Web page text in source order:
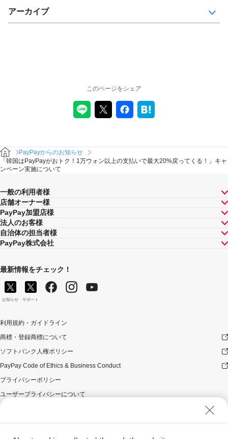
アーカイブ
このページをシェア
PayPayからのお知らせ
「韓国はPayPayがおトク！1万ウォン以上の支払いで最大20%戻ってくる！」キャ
ンペーン実施について
一般の利用者様
店舗オーナー様
PayPay加盟店様
法人のお客様
自治体の担当者様
PayPay株式会社
最新情報をチェック！
お知らせ サポート
利用規約・ガイドライン
商標・登録商標について
ソフトバンク人権ポリシー
PayPay Code of Ethics & Business Conduct
プライバシーポリシー
ユーザープライバシーについて
ウェブサイト利用規約
反社会的勢力に対する方針